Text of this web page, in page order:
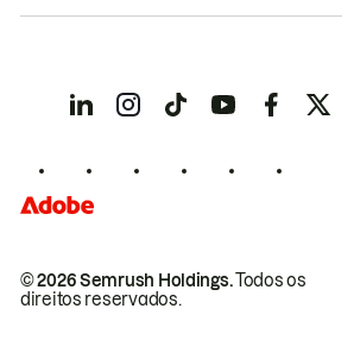
© 2026 Semrush Holdings.Todos os
direitos reservados.